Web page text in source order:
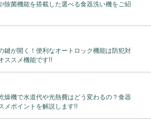
除菌機能を搭載した選べる食器洗い機をご紹
鍵が開く！便利なオートロック機能は防犯対
ススメ機能です!!
燥機で水道代や光熱費はどう変わるの？食器
メポイントを解説します!!